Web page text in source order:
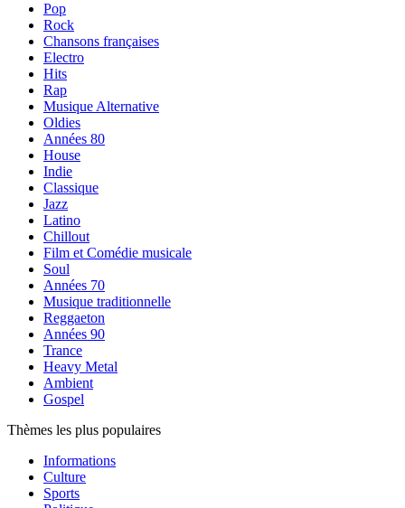
Pop
Rock
Chansons françaises
Electro
Hits
Rap
Musique Alternative
Oldies
Années 80
House
Indie
Classique
Jazz
Latino
Chillout
Film et Comédie musicale
Soul
Années 70
Musique traditionnelle
Reggaeton
Années 90
Trance
Heavy Metal
Ambient
Gospel
Thèmes les plus populaires
Informations
Culture
Sports